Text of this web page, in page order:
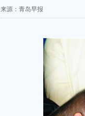
来源：青岛早报